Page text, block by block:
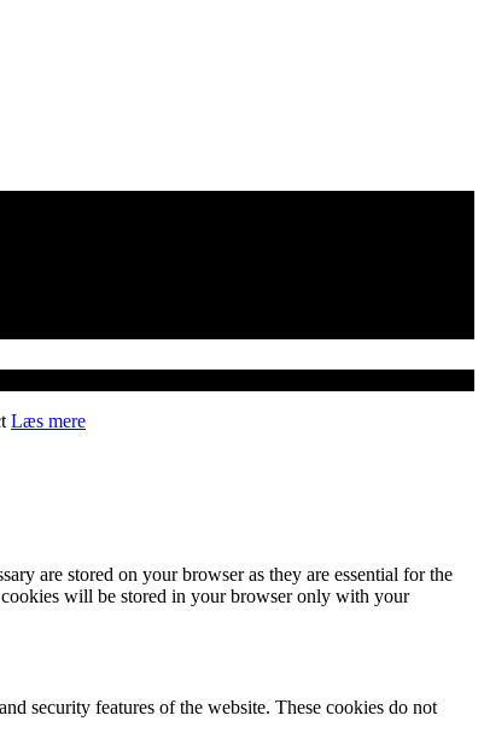
Læs mere
are stored on your browser as they are essential for the
will be stored in your browser only with your
security features of the website. These cookies do not